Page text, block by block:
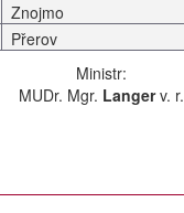
Znojmo
Přerov
Ministr:
MUDr. Mgr. Langerv. r.